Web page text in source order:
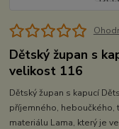
Dětský župan s
velikost 116
Dětský župan s kapucí
příjemného, heboučkého,
materiálu Lama, který je